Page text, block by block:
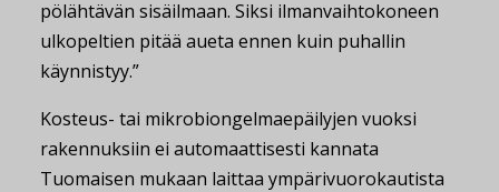
pölähtävän sisäilmaan. Siksi ilmanvaihtokoneen
ulkopeltien pitää aueta ennen kuin puhallin
käynnistyy.”
Kosteus- tai mikrobiongelmaepäilyjen vuoksi
rakennuksiin ei automaattisesti kannata
Tuomaisen mukaan laittaa ympärivuorokautista